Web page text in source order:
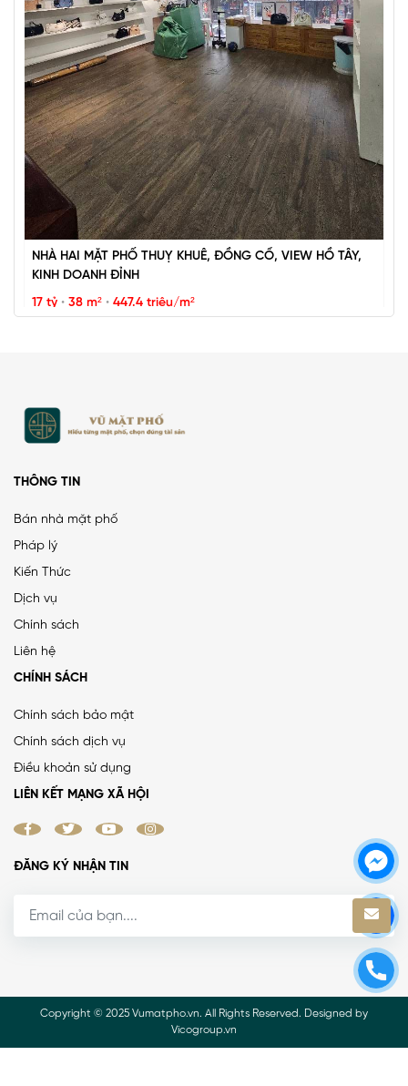
NHÀ DÂN XÂY
67 tỷ•57 m²•1.2 tỷ/m²
Vũ Miên
PHÂN LÔ LẠC TRUNG 2 Ô TÔ DỪNG ĐỖ, VỈA HÈ, DÂN XÂY
Lạc Trung
NHÀ HAI MẶT PHỐ THUỴ KHUÊ, ĐỒNG CỔ, VIEW HỒ TÂY,
KINH DOANH ĐỈNH
17 tỷ • 38 m² • 447.4 triệu/m²
MẶT ĐƯỜNG VÀNH ĐAI 1, LÔ GÓC, MẶT TIỀN 8.8M, ĐƯỜNG
•
La Thành
THÔNG TIN
Bán nhà mặt phố
Pháp lý
Kiến Thức
Dịch vụ
Chính sách
Liên hệ
CHÍNH SÁCH
Chính sách bảo mật
Chính sách dịch vụ
Điều khoản sử dụng
LIÊN KẾT MẠNG XÃ HỘI
ĐĂNG KÝ NHẬN TIN
Copyright © 2025 Vumatpho.vn. All Rights Reserved. Designed by
Vicogroup.vn